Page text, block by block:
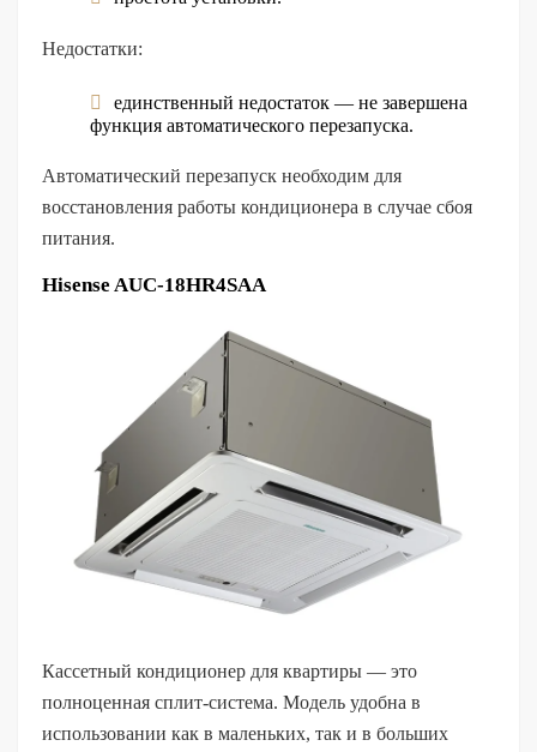
Недостатки:
единственный недостаток — не завершена
функция автоматического перезапуска.
Автоматический перезапуск необходим для
восстановления работы кондиционера в случае сбоя
питания.
Hisense AUC-18HR4SAA
Кассетный кондиционер для квартиры — это
полноценная сплит-система. Модель удобна в
использовании как в маленьких, так и в больших